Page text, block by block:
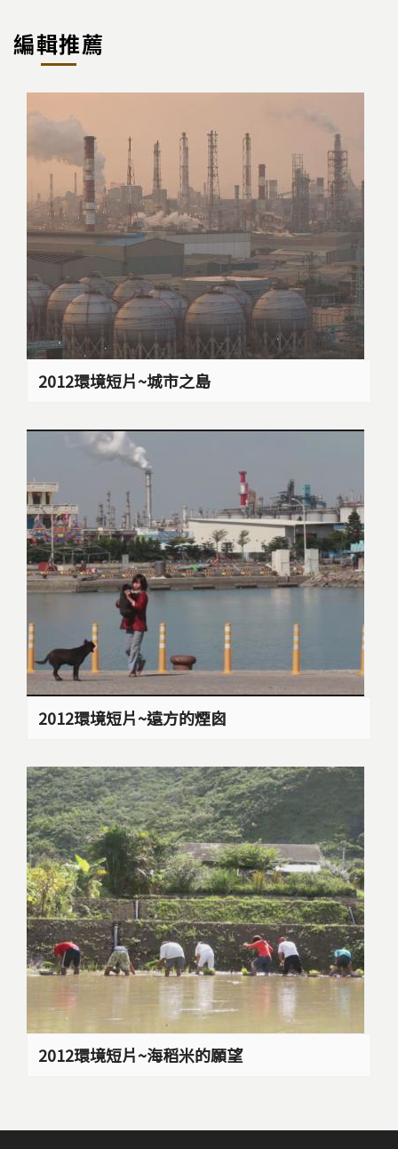
編輯推薦
2012環境短片~城市之島
2012環境短片~遠方的煙囪
2012環境短片~海稻米的願望